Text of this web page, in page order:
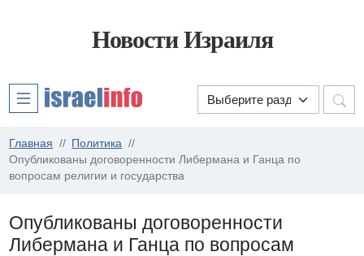
Новости Израиля
Главная
Политика
Опубликованы договоренности Либермана и Ганца по
вопросам религии и государства
Опубликованы договоренности
Либермана и Ганца по вопросам